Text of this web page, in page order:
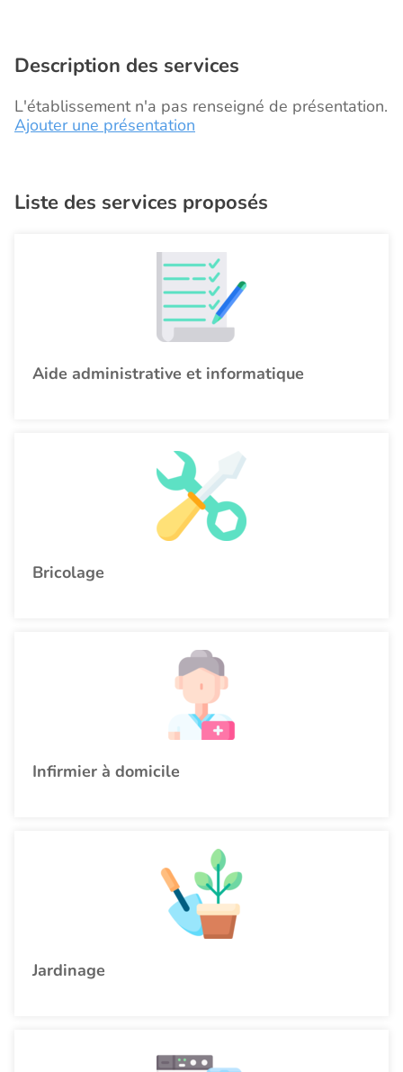
Description des services
L'établissement n'a pas renseigné de présentation.
Ajouter une présentation
Liste des services proposés
Aide administrative et informatique
Bricolage
Infirmier à domicile
Jardinage